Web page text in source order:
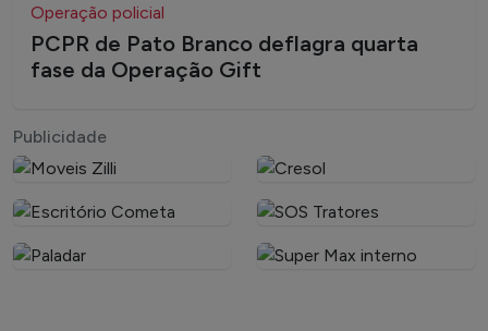
Operação policial
PCPR de Pato Branco deflagra quarta
fase da Operação Gift
Publicidade